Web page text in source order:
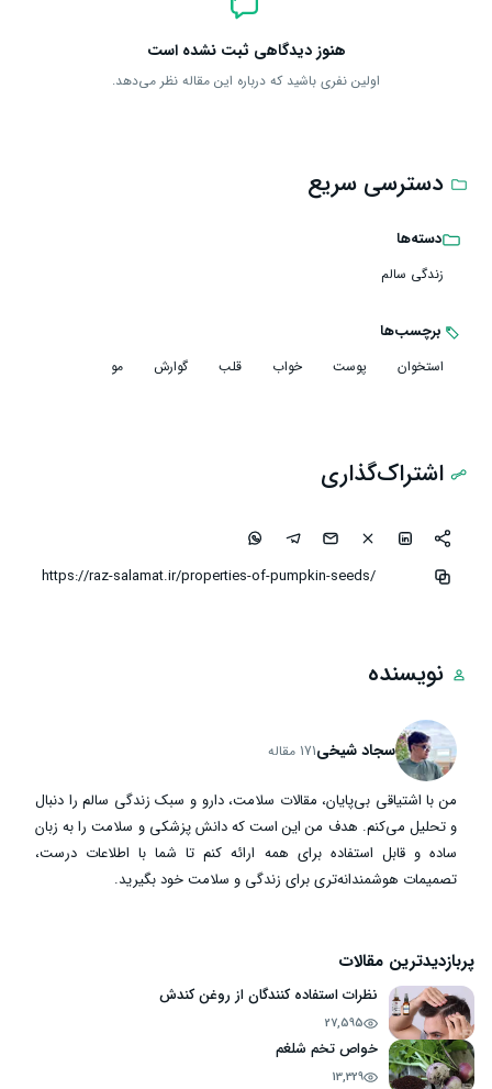
هنوز دیدگاهی ثبت نشده است
اولین نفری باشید که درباره این مقاله نظر می‌دهد.
دسترسی سریع
دسته‌ها
زندگی سالم
برچسب‌ها
استخوان پوست خواب قلب گوارش مو
اشتراک‌گذاری
نویسنده
سجاد شیخی171 مقاله
من با اشتیاقی بی‌پایان، مقالات سلامت، دارو و سبک زندگی سالم را دنبال
و تحلیل می‌کنم. هدف من این است که دانش پزشکی و سلامت را به زبان
ساده و قابل استفاده برای همه ارائه کنم تا شما با اطلاعات درست،
تصمیمات هوشمندانه‌تری برای زندگی و سلامت خود بگیرید.
پربازدیدترین مقالات
نظرات استفاده کنندگان از روغن کندش
27,595
خواص تخم شلغم
13,329